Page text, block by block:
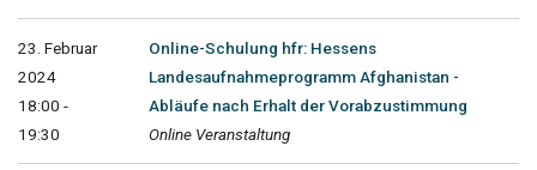
23. Februar
2024
18:00 -
19:30
Online-Schulung hfr: Hessens
Landesaufnahmeprogramm Afghanistan -
Abläufe nach Erhalt der Vorabzustimmung
Online Veranstaltung